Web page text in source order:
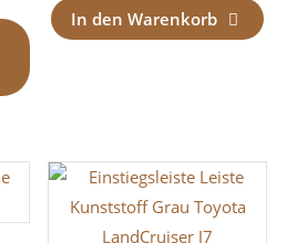
In den Warenkorb